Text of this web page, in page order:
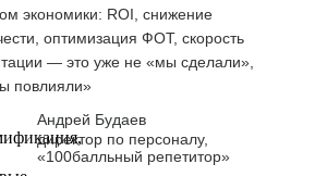
экономики: ROI, снижение
оптимизация ФОТ, скорость
— это уже не «мы сделали»,
повлияли»
Андрей Будаев
директор по персоналу,
«100балльный репетитор»